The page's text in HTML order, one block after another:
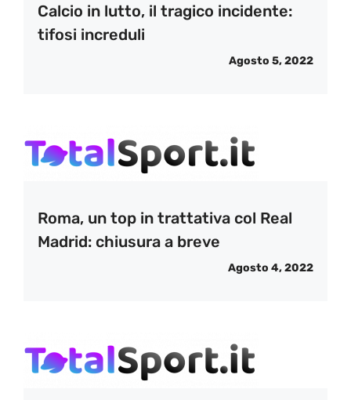
Calcio in lutto, il tragico incidente:
tifosi increduli
Agosto 5, 2022
Roma, un top in trattativa col Real
Madrid: chiusura a breve
Agosto 4, 2022